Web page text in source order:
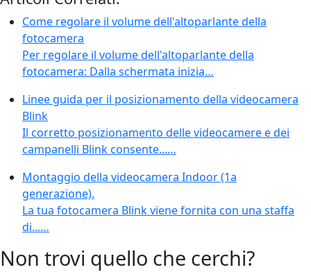
Come regolare il volume dell'altoparlante della
fotocamera
Per regolare il volume dell'altoparlante della
fotocamera: Dalla schermata inizia…
Linee guida per il posizionamento della videocamera
Blink
Il corretto posizionamento delle videocamere e dei
campanelli Blink consente...…
Montaggio della videocamera Indoor (1a
generazione).
La tua fotocamera Blink viene fornita con una staffa
di...…
Non trovi quello che cerchi?